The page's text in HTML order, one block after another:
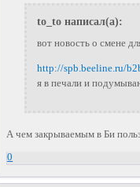
to_to написал(а):
вот новость о смене
http://spb.beeline.ru/
я в печали и
А чем закрываемым в Би
0